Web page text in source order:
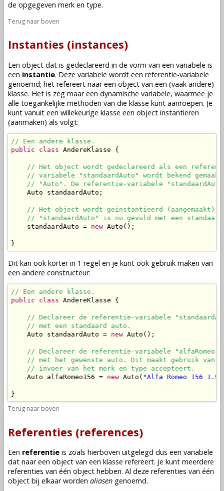
de opgegeven merk en type.
Terug naar boven
Instanties (instances)
Een object dat is gedeclareerd in de vorm van een variabele is
een instantie. Deze variabele wordt een referentie-variabele
genoemd; het refereert naar een object van een (vaak andere)
klasse. Het is zeg maar een dynamische variabele, waarmee je
alle toegankelijke methoden van die klasse kunt aanroepen. Je
kunt vanuit een willekeurige klasse een object instantieren
(aanmaken) als volgt:
// Een andere klasse.
public
class AndereKlasse {
// Het object wordt gedeclareerd als een
// variabele "standaardAuto" wordt bekend
// "Auto". De referentie-variabele
    Auto standaardAuto;
// Het object wordt geinstantieerd (aangemaakt).
// "standaardAuto" is nu gevuld met een
    standaardAuto =
new Auto();
}
Dit kan ook korter in 1 regel en je kunt ook gebruik maken van
een andere constructeur:
// Een andere klasse.
public
class AndereKlasse {
// Declareer de referentie-variabele
// met een standaard auto.
    Auto standaardAuto =
new Auto();
// Declareer de referentie-variabele
// met het gewenste auto. Dit maakt gebruik van
// invoer van het merk en type accepteert.
    Auto alfaRomeo156 =
new Auto( "Alfa Romeo 156 1.9
}
Terug naar boven
Referenties (references)
Een referentie is zoals hierboven uitgelegd dus een variabele
dat naar een object van een klasse refereert. Je kunt meerdere
referenties van één object hebben. Al deze referenties van één
object bij elkaar worden aliasen genoemd.